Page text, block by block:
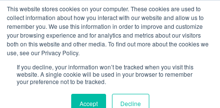
This website stores cookies on your computer. These cookies are used to
collect information about how you interact with our website and allow us to
remember you. We use this information in order to improve and customize
your browsing experience and for analytics and metrics about our visitors
both on this website and other media. To find out more about the cookies we
use, see our Privacy Policy.
If you decline, your information won’t be tracked when you visit this
website. A single cookie will be used in your browser to remember
your preference not to be tracked.
Accept Decline
+33 (0)1 53 53 14 61
Mon compte Panier
FR